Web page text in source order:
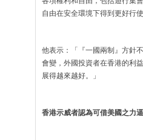
自由在安全環境下得到更好行使
他表示：「『一國兩制』方針
會變，外國投資者在香港的利
展得越來越好。」
香港示威者認為可借美國之力